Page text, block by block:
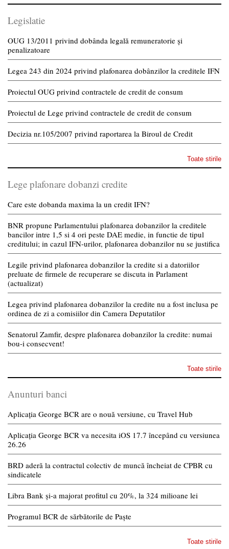
Legislatie
OUG 13/2011 privind dobânda legală remuneratorie și
penalizatoare
Legea 243 din 2024 privind plafonarea dobânzilor la creditele IFN
Proiectul OUG privind contractele de credit de consum
Proiectul de Lege privind contractele de credit de consum
Decizia nr.105/2007 privind raportarea la Biroul de Credit
Toate stirile
Lege plafonare dobanzi credite
Care este dobanda maxima la un credit IFN?
BNR propune Parlamentului plafonarea dobanzilor la creditele
bancilor intre 1,5 si 4 ori peste DAE medie, in functie de tipul
creditului; in cazul IFN-urilor, plafonarea dobanzilor nu se justifica
Legile privind plafonarea dobanzilor la credite si a datoriilor
preluate de firmele de recuperare se discuta in Parlament
(actualizat)
Legea privind plafonarea dobanzilor la credite nu a fost inclusa pe
ordinea de zi a comisiilor din Camera Deputatilor
Senatorul Zamfir, despre plafonarea dobanzilor la credite: numai
bou-i consecvent!
Toate stirile
Anunturi banci
Aplicația George BCR are o nouă versiune, cu Travel Hub
Aplicația George BCR va necesita iOS 17.7 începând cu versiunea
26.26
BRD aderă la contractul colectiv de muncă încheiat de CPBR cu
sindicatele
Libra Bank și-a majorat profitul cu 20%, la 324 milioane lei
Programul BCR de sărbătorile de Paște
Toate stirile